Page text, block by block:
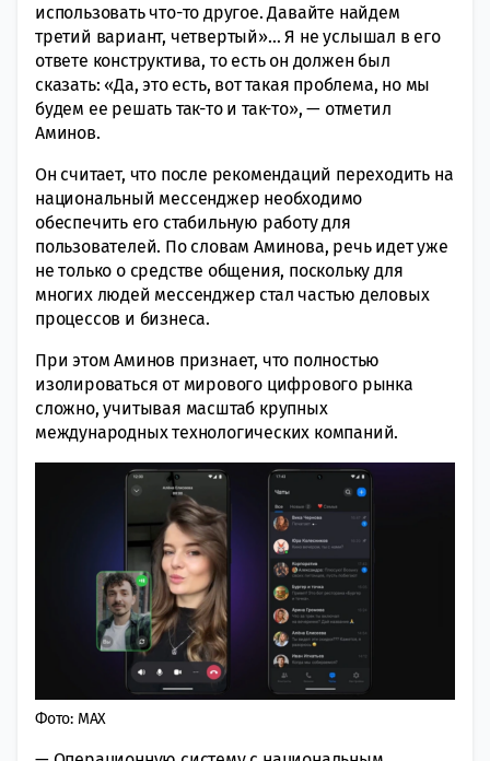
использовать что-то другое. Давайте найдем
третий вариант, четвертый»… Я не услышал в его
ответе конструктива, то есть он должен был
сказать: «Да, это есть, вот такая проблема, но мы
будем ее решать так-то и так-то», — отметил
Аминов.
Он считает, что после рекомендаций переходить на
национальный мессенджер необходимо
обеспечить его стабильную работу для
пользователей. По словам Аминова, речь идет уже
не только о средстве общения, поскольку для
многих людей мессенджер стал частью деловых
процессов и бизнеса.
При этом Аминов признает, что полностью
изолироваться от мирового цифрового рынка
сложно, учитывая масштаб крупных
международных технологических компаний.
Фото: MAX